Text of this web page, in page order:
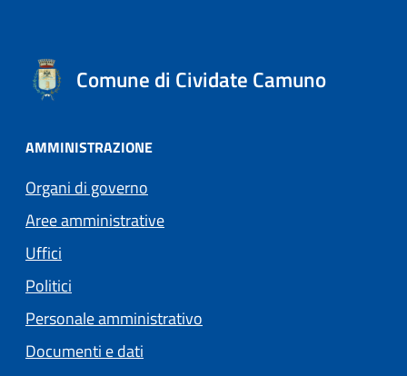
Comune di Cividate Camuno
AMMINISTRAZIONE
Organi di governo
Aree amministrative
Uffici
Politici
Personale amministrativo
Documenti e dati